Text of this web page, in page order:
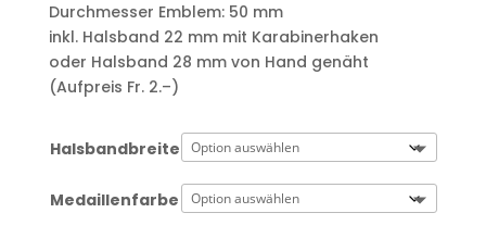
Durchmesser Emblem: 50 mm
​inkl. Halsband 22 mm mit Karabinerhaken
oder Halsband 28 mm von Hand genäht
(Aufpreis Fr. 2.–)
Halsbandbreite
Medaillenfarbe